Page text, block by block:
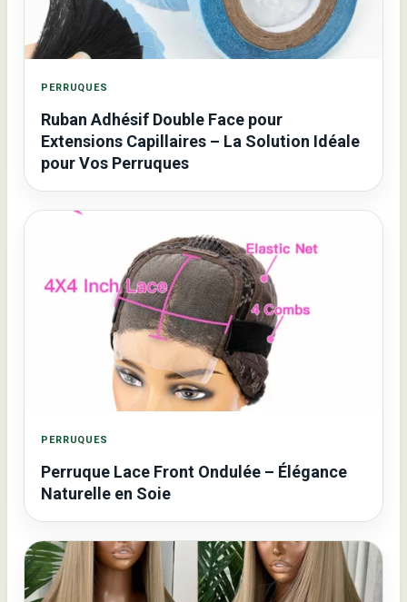
PERRUQUES
Ruban Adhésif Double Face pour
Extensions Capillaires – La Solution Idéale
pour Vos Perruques
PERRUQUES
Perruque Lace Front Ondulée – Élégance
Naturelle en Soie